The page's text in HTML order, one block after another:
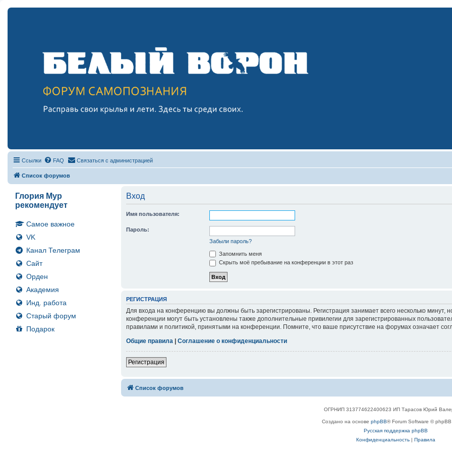
Ссылки FAQ Связаться с администрацией
Список форумов
Глория Мур
рекомендует
Самое важное
VK
Канал Телеграм
Сайт
Орден
Академия
Инд. работа
Старый форум
Подарок
Вход
Имя пользователя:
Пароль:
Забыли пароль?
Запомнить меня
Скрыть моё пребывание на конференции в этот раз
РЕГИСТРАЦИЯ
Для входа на конференцию вы должны быть зарегистрированы. Регистрация занимает всего несколько
конференции могут быть установлены также дополнительные привилегии для зарегистрированных
правилами и политикой, принятыми на конференции. Помните, что ваше присутствие на форумах означает
Общие правила |Соглашение о конфиденциальности
Регистрация
Список форумов
ОГРНИП 313774622400623 ИП Тарасов Юрий
Создано на основеphpBB® Forum Software © phpBB
Русская поддержка phpBB
Конфиденциальность |Правила